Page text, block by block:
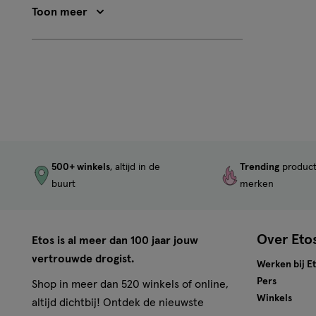
3
2
Toon meer
500+ winkels, altijd in de
buurt
Trending
merken
Etos is al meer dan 100 jaar jouw
vertrouwde drogist.
Shop in meer dan 520 winkels of online,
altijd dichtbij! Ontdek de nieuwste
Over
Werken bij
Pers
Winkels